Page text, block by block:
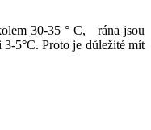
30-35 ° C, rána jsou
5°C. Proto je důležité mít